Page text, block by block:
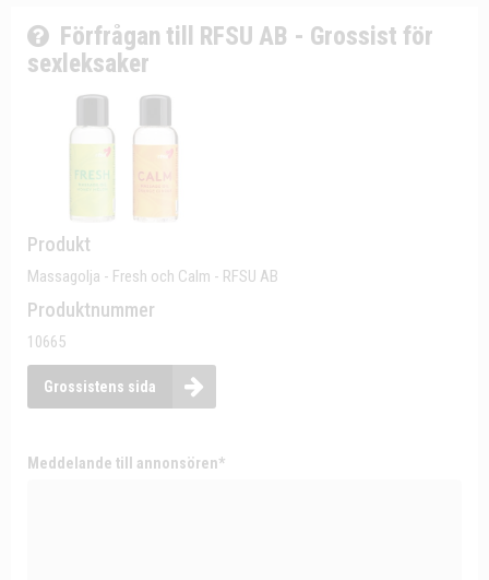
Förfrågan till RFSU AB - Grossist för
sexleksaker
Produkt
Massagolja - Fresh och Calm - RFSU AB
Produktnummer
10665
Grossistens sida
Meddelande till annonsören*